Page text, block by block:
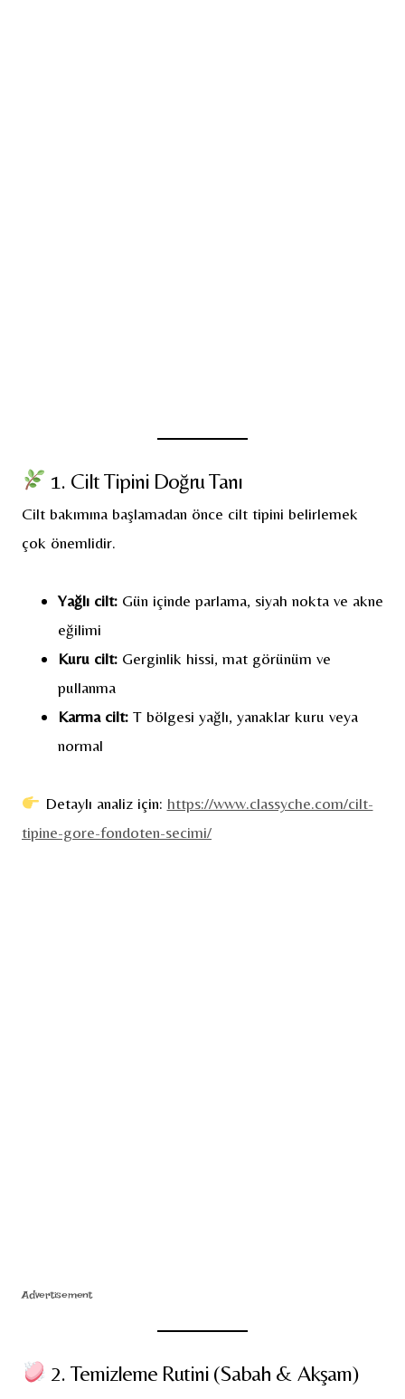
1. Cilt Tipini Doğru Tanı
Cilt bakımına başlamadan önce cilt tipini belirlemek
çok önemlidir.
Yağlı cilt: Gün içinde parlama, siyah nokta ve akne
eğilimi
Kuru cilt: Gerginlik hissi, mat görünüm ve
pullanma
Karma cilt: T bölgesi yağlı, yanaklar kuru veya
normal
Detaylı analiz için: https://www.classyche.com/cilt-
tipine-gore-fondoten-secimi/
Advertisement
2. Temizleme Rutini (Sabah & Akşam)